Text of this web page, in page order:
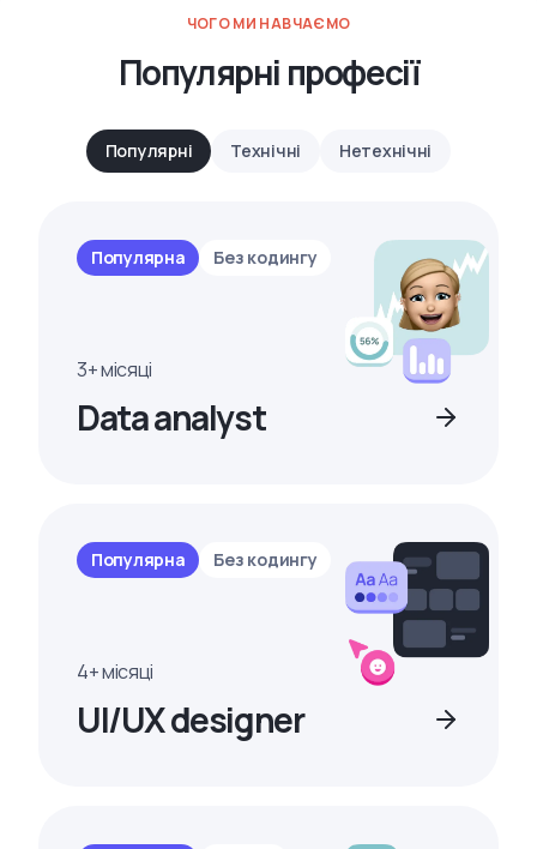
ЧОГО МИ НАВЧАЄМО
Популярні професії
Популярні Технічні Нетехнічні
Популярна Без кодингу
3+ місяці
Data analyst
Популярна Без кодингу
4+ місяці
UI/UX designer